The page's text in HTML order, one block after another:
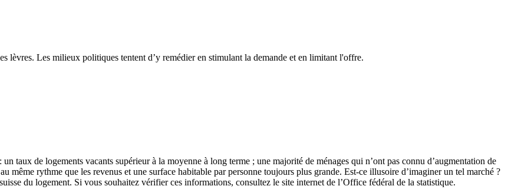
lèvres. Les milieux politiques tentent d’y remédier en stimulant la demande et en limitant l'offre.
taux de logements vacants supérieur à la moyenne à long terme ; une majorité de ménages qui n’ont pas connu d’augmentation de
même rythme que les revenus et une surface habitable par personne toujours plus grande. Est-ce illusoire d’imaginer un tel marché ?
du logement. Si vous souhaitez vérifier ces informations, consultez le site internet de l’Office fédéral de la statistique.